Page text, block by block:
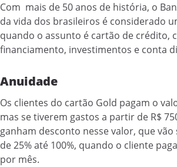
Com mais de 50 anos de história, o
da vida dos brasileiros é considerado
quando o assunto é cartão de crédito,
financiamento, investimentos e conta
Anuidade
Os clientes do cartão Gold pagam o
mas se tiverem gastos a partir de R$
ganham desconto nesse valor, que
de 25% até 100%, quando o cliente
por mês.